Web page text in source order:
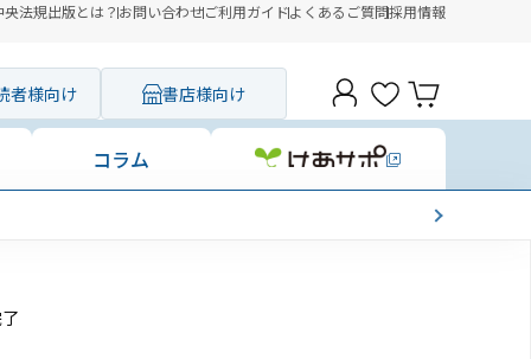
央法規出版とは？お問い合わせご利用ガイドよくあるご質問採用情報
者様向け 書店様向け
コラム